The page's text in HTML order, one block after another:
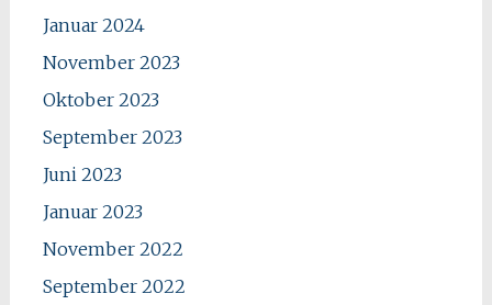
Januar 2024
November 2023
Oktober 2023
September 2023
Juni 2023
Januar 2023
November 2022
September 2022